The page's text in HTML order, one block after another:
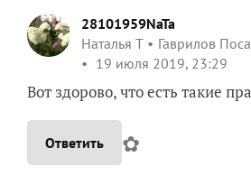
28101959NaTa
Наталья Т
Гаврилов
19 июля 2019, 23:29
Вот здорово, что есть такие
Ответить ✿